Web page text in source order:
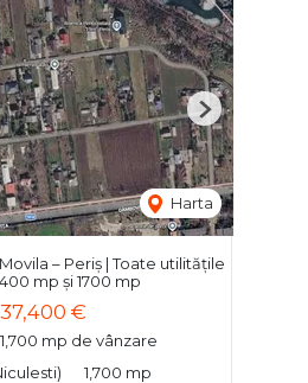
Harta
Next
– Periș | Toate utilitățile
mp și 1700 mp
37,400 €
mp de vânzare
1,700 mp